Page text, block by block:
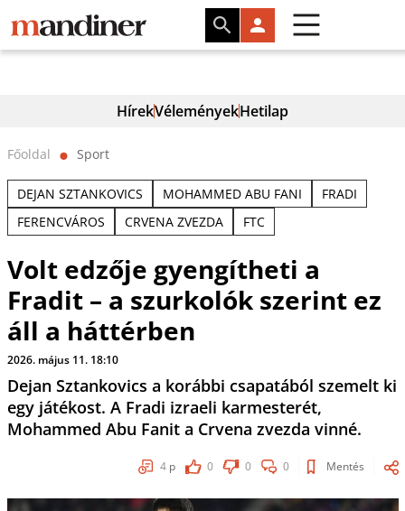
HírekVéleményekHetilap
Főoldal ⬤ Sport
DEJAN SZTANKOVICS MOHAMMED ABU FANI
FRADI
FERENCVÁROS
CRVENA ZVEZDA FTC
Volt edzője gyengítheti a
Fradit – a szurkolók szerint ez
áll a háttérben
2026. május 11. 18:10
Dejan Sztankovics a korábbi csapatából szemelt ki
egy játékost. A Fradi izraeli karmesterét,
Mohammed Abu Fanit a Crvena zvezda vinné.
4 p 0 0 0 Mentés